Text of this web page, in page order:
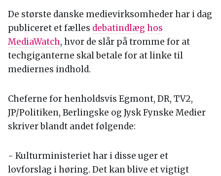
De største danske medievirksomheder har i dag
publiceret et fælles debatindlæg hos
MediaWatch, hvor de slår på tromme for at
techgiganterne skal betale for at linke til
mediernes indhold.
Cheferne for henholdsvis Egmont, DR, TV2,
JP/Politiken, Berlingske og Jysk Fynske Medier
skriver blandt andet følgende:
- Kulturministeriet har i disse uger et
lovforslag i høring. Det kan blive et vigtigt